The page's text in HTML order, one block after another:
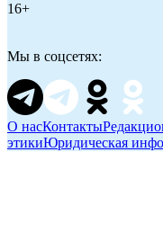
16+
Мы в соцсетях:
О насКонтакты
этикиЮридическая